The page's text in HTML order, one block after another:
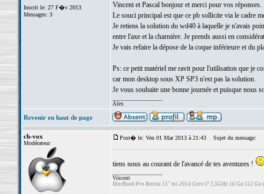
Inscrit le: 27 F�v 2013
Messages: 3
Vincent et Pascal bonjour et merci pour vos réponses.
Le souci principal est que ce pb sollicite via le cadre
Je retiens la solution du wd40 à laquelle je n'avais
entre l'axe et la charnière. Je prends aussi en
Je vais refaire la dépose de la coque inférieure et du
Ps: ce petit matériel me ravit pour l'utilisation que je
car mon desktop sous XP SP3 n'est pas la solution.
Je vous souhaite une bonne journée et puisque nous
Alex
Revenir en haut de page
ch-vox
Modérateur
Post� le: Ven 01 Mar 2013 à 21:43 Sujet du message:
tiens nous au courant de l'avancé de tes aventures !
Vincent
MacBook Pro Retina 15" mi-2014 Core i7 2,5GHz 16 Go 512 Go